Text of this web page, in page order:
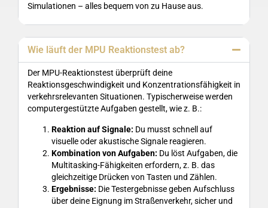
Simulationen – alles bequem von zu Hause aus.
Wie läuft der MPU Reaktionstest ab?
Der MPU-Reaktionstest überprüft deine
Reaktionsgeschwindigkeit und Konzentrationsfähigkeit in
verkehrsrelevanten Situationen. Typischerweise werden
computergestützte Aufgaben gestellt, wie z. B.:
Reaktion auf Signale: Du musst schnell auf
visuelle oder akustische Signale reagieren.
Kombination von Aufgaben: Du löst Aufgaben, die
Multitasking-Fähigkeiten erfordern, z. B. das
gleichzeitige Drücken von Tasten und Zählen.
Ergebnisse: Die Testergebnisse geben Aufschluss
über deine Eignung im Straßenverkehr, sicher und